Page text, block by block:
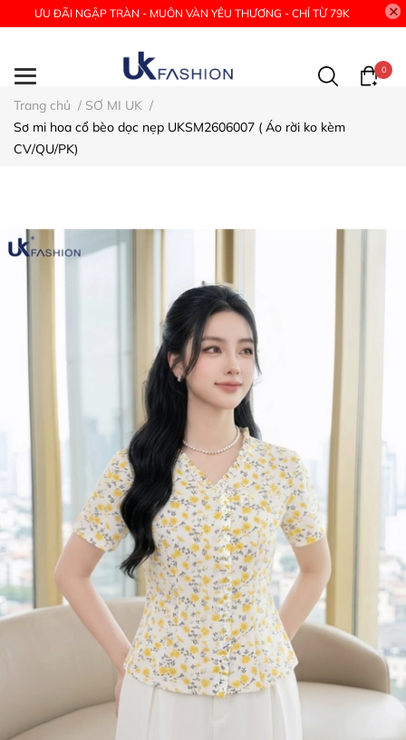
ƯU ĐÃI NGẬP TRÀN - MUÔN VÀN YÊU THƯƠNG - CHỈ TỪ 79K
0
Trang chủ / SƠ MI UK /
Sơ mi hoa cổ bèo dọc nẹp UKSM2606007 ( Áo rời ko kèm
CV/QU/PK)